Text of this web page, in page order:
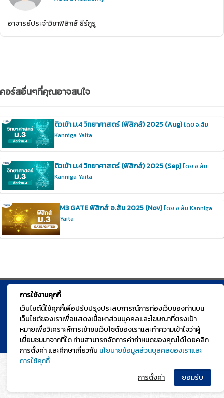
อาจารย์ประจำวิชาฟิสิกส์ ธีร์กูรู
คอร์สอื่นๆที่คุณอาจสนใจ
ติวเข้า ม.4 วิทยาศาสตร์ (ฟิสิกส์) 2025 (Aug)โดย อ.ส้ม
Kanniga Yaita
ติวเข้า ม.4 วิทยาศาสตร์ (ฟิสิกส์) 2025 (Sep)โดย อ.ส้ม
Kanniga Yaita
M3 GATE ฟิสิกส์ อ.ส้ม 2025 (Nov)โดย อ.ส้ม Kanniga
Yaita
การใช้งานคุกกี้
เว็บไซต์นี้ใช้คุกกี้เพื่อปรับปรุงประสบการณ์การท่องเว็บของท่านบน
เว็บไซต์ของเราเพื่อแสดงเนื้อหาส่วนบุคคลและโฆษณาที่ตรงเป้า
หมายเพื่อวิเคราะห์การเข้าชมเว็บไซต์ของเราและทำความเข้าใจว่าผู้
เยี่ยมชมมาจากที่ใด ท่านสามารถจัดการค่ากำหนดของคุณได้โดยคลิก
การตั้งค่า และศึกษาเกี่ยวกับ นโยบายข้อมูลส่วนบุลคลของเราและ
การใช้คุกกี้
การตั้งค่า
© TGURU.online 2026 All right reserved. v1.0 Powered by Course
Square